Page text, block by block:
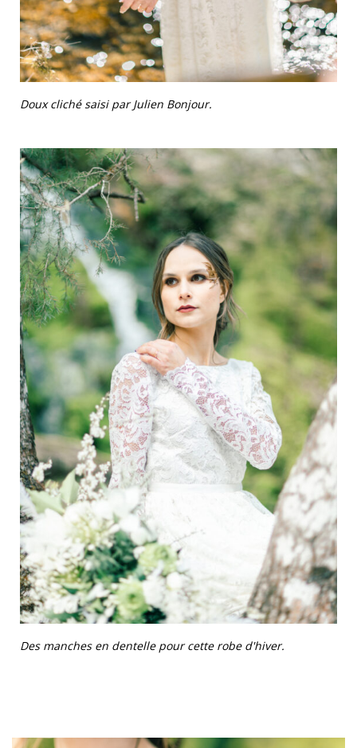
Doux cliché saisi par Julien Bonjour.
Des manches en dentelle pour cette robe d'hiver.